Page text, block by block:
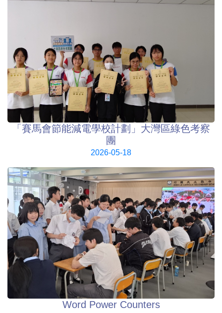
「賽馬會節能減電學校計劃」大灣區綠色考察
團
2026-05-18
Word Power Counters